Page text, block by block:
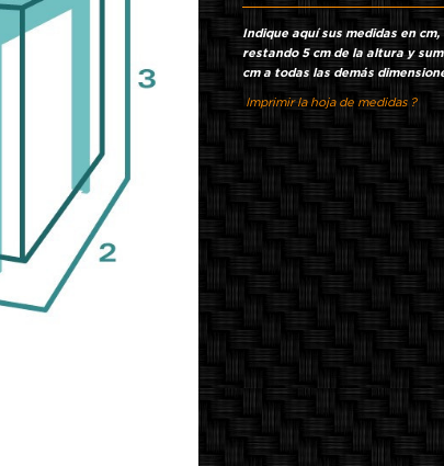
Indique aquí sus medidas en cm,
restando 5 cm de la altura y
cm a todas las demás
Imprimir la hoja de medidas ?